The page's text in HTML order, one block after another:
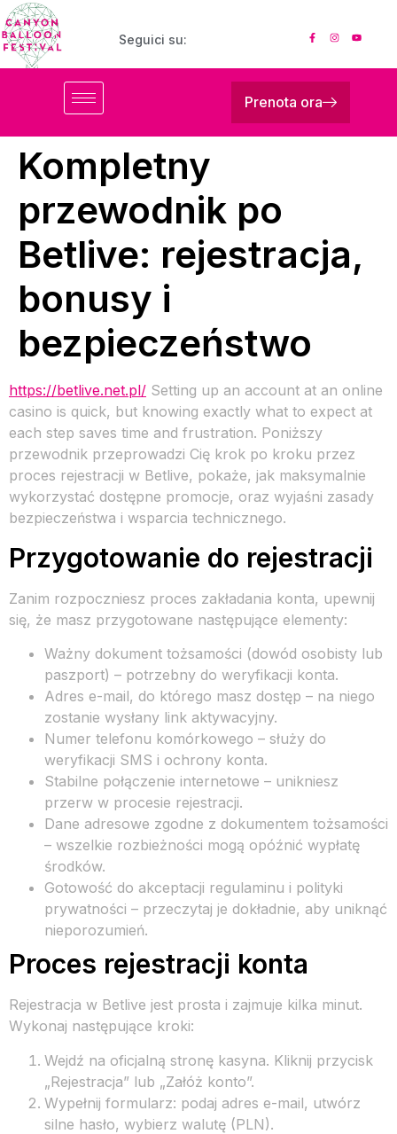
Seguici su:
Prenota ora
Kompletny
przewodnik po
Betlive: rejestracja,
bonusy i
bezpieczeństwo
https://betlive.net.pl/ Setting up an account at an online
casino is quick, but knowing exactly what to expect at
each step saves time and frustration. Poniższy
przewodnik przeprowadzi Cię krok po kroku przez
proces rejestracji w Betlive, pokaże, jak maksymalnie
wykorzystać dostępne promocje, oraz wyjaśni zasady
bezpieczeństwa i wsparcia technicznego.
Przygotowanie do rejestracji
Zanim rozpoczniesz proces zakładania konta, upewnij
się, że masz przygotowane następujące elementy:
Ważny dokument tożsamości (dowód osobisty lub
paszport) – potrzebny do weryfikacji konta.
Adres e-mail, do którego masz dostęp – na niego
zostanie wysłany link aktywacyjny.
Numer telefonu komórkowego – służy do
weryfikacji SMS i ochrony konta.
Stabilne połączenie internetowe – unikniesz
przerw w procesie rejestracji.
Dane adresowe zgodne z dokumentem tożsamości
– wszelkie rozbieżności mogą opóźnić wypłatę
środków.
Gotowość do akceptacji regulaminu i polityki
prywatności – przeczytaj je dokładnie, aby uniknąć
nieporozumień.
Proces rejestracji konta
Rejestracja w Betlive jest prosta i zajmuje kilka minut.
Wykonaj następujące kroki:
Wejdź na oficjalną stronę kasyna. Kliknij przycisk
„Rejestracja” lub „Załóż konto”.
Wypełnij formularz: podaj adres e-mail, utwórz
silne hasło, wybierz walutę (PLN).